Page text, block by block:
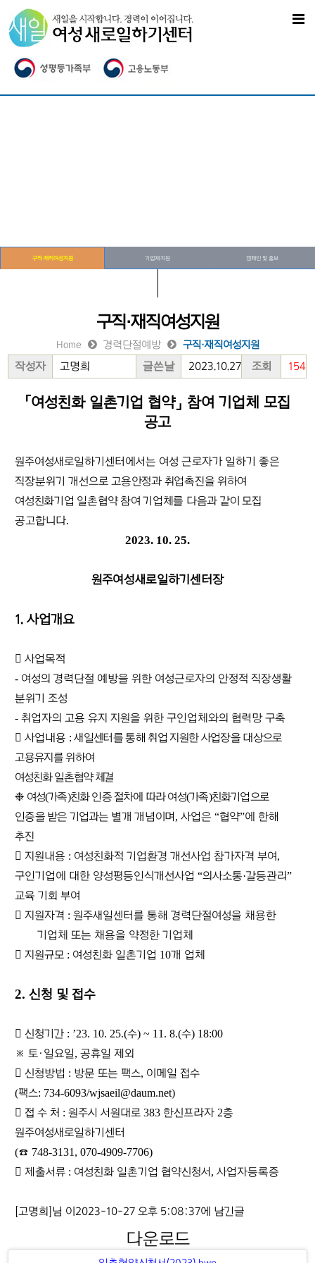
구직·재직여성지원 기업체지원 캠페인 및 홍보
구직·재직여성지원
Home 경력단절예방 구직·재직여성지원
작성자 고명희 글쓴날 2023.10.27 조회 154
「 여성친화 일촌기업 협약 」 참여 기업체 모집
공고
원주여성새로일하기센터에서는 여성 근로자가 일하기 좋은
직장분위기 개선으로 고용안정과 취업촉진을 위하여
여성친화기업 일촌협약 참여 기업체를 다음과 같이 모집
공고합니다.
2023. 10. 25.
원주여성새로일하기센터장
1. 사업개요
󰋫사업목적
- 여성의 경력단절 예방을 위한 여성근로자의 안정적 직장생활
분위기 조성
-취업자의 고용 유지 지원을 위한 구인업체와의 협력망 구축
󰋫사업내용 :새일센터를 통해 취업 지원한 사업장을 대상으로
고용유지를 위하여
여성친화 일촌협약 체결
❉ 여성(가족)친화 인증 절차에 따라 여성(가족)친화기업으로
인증을 받은 기업과는 별개 개념이며 , 사업은 “협약”에 한해
추진
󰋫지원내용 : 여성친화적 기업환경 개선사업 참가자격 부여,
구인기업에 대한 양성평등인식개선사업“의사소통·갈등관리”
교육 기회 부여
󰋫지원자격 :원주새일센터를 통해 경력단절여성을 채용한
기업체 또는 채용을 약정한 기업체
󰋫지원규모 : 여성친화 일촌기업 10개 업체
2.신청 및 접수
󰋫신청기간 : ’23. 10. 25.(수) ~ 11. 8.(수) 18:00
※ 토ㆍ 일요일,공휴일 제외
󰋫신청방법 : 방문 또는 팩스, 이메일 접수
(팩스: 734-6093/wjsaeil@daum.net)
󰋫접 수 처 :원주시 서원대로383 한신프라자 2층
원주여성새로일하기센터
(☎ 748-3131, 070-4909-7706)
󰋫 제출서류 : 여성친화 일촌기업 협약신청서 ,사업자등록증
[고명희]님 이2023-10-27 오후 5:08:37에 남긴글
다운로드